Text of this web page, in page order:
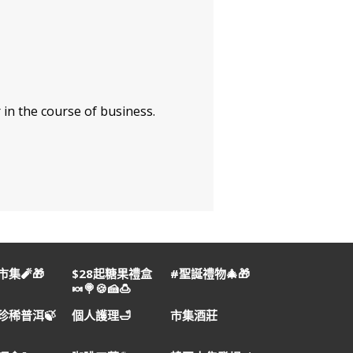
the course of business.
集🧨🎁
$28起糖果禮盒
🍬🍭🍪🍰🍮
#聖誕禮物🎄🎁
稀普洱🍃 個人護理🛁 市集酒莊